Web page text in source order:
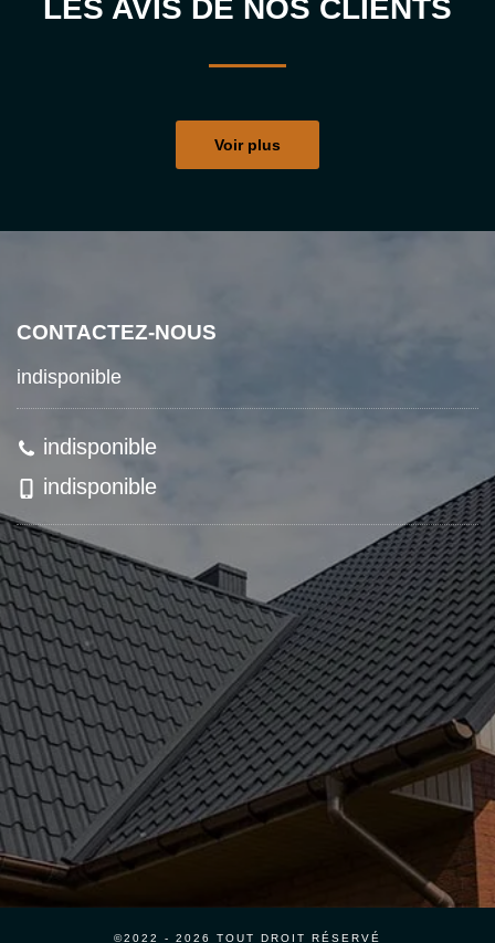
LES AVIS DE NOS CLIENTS
Voir plus
CONTACTEZ-NOUS
indisponible
indisponible
indisponible
©2022 - 2026 TOUT DROIT RÉSERVÉ